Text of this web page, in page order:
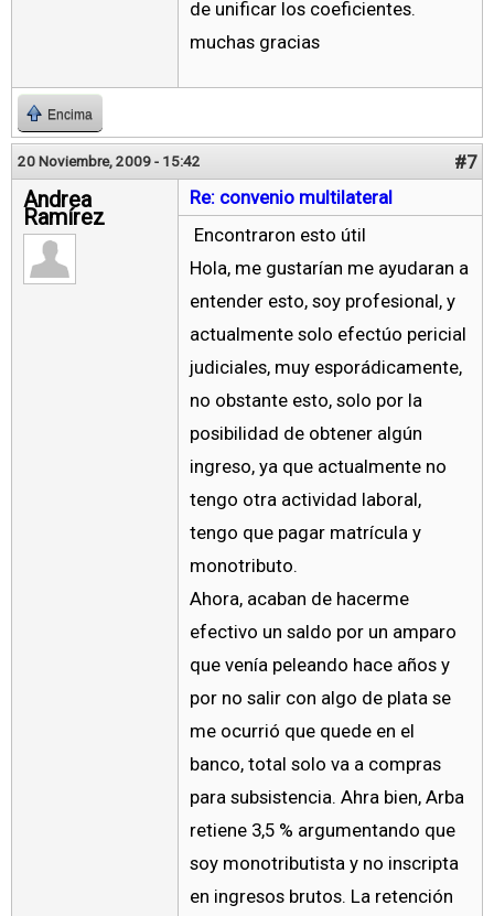
de unificar los coeficientes.
muchas gracias
Encima
20 Noviembre, 2009 - 15:42 #7
Andrea
Ramírez
Re: convenio multilateral
Encontraron esto útil
Hola, me gustarían me ayudaran a
entender esto, soy profesional, y
actualmente solo efectúo pericial
judiciales, muy esporádicamente,
no obstante esto, solo por la
posibilidad de obtener algún
ingreso, ya que actualmente no
tengo otra actividad laboral,
tengo que pagar matrícula y
monotributo.
Ahora, acaban de hacerme
efectivo un saldo por un amparo
que venía peleando hace años y
por no salir con algo de plata se
me ocurrió que quede en el
banco, total solo va a compras
para subsistencia. Ahra bien, Arba
retiene 3,5 % argumentando que
soy monotributista y no inscripta
en ingresos brutos. La retención